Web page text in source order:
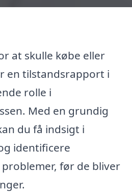
at skulle købe eller
en tilstandsrapport i
rolle i
Med en grundig
du få indsigt i
identificere
før de bliver